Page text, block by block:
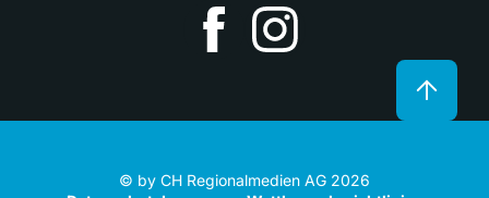
© by CH Regionalmedien AG 2026